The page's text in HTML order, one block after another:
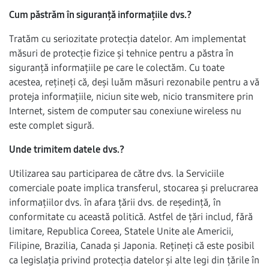
Cum păstrăm în siguranță informațiile dvs.?
Tratăm cu seriozitate protecția datelor. Am implementat
măsuri de protecție fizice și tehnice pentru a păstra în
siguranță informațiile pe care le colectăm. Cu toate
acestea, rețineți că, deși luăm măsuri rezonabile pentru a vă
proteja informațiile, niciun site web, nicio transmitere prin
Internet, sistem de computer sau conexiune wireless nu
este complet sigură.
Unde trimitem datele dvs.?
Utilizarea sau participarea de către dvs. la Serviciile
comerciale poate implica transferul, stocarea și prelucrarea
informațiilor dvs. în afara țării dvs. de reședință, în
conformitate cu această politică. Astfel de țări includ, fără
limitare, Republica Coreea, Statele Unite ale Americii,
Filipine, Brazilia, Canada și Japonia. Rețineți că este posibil
ca legislația privind protecția datelor și alte legi din țările în